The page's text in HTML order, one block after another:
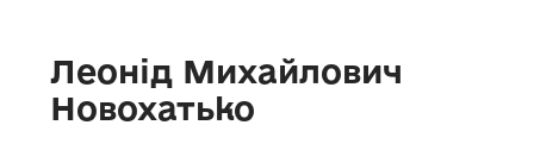
Леонід Михайлович
Новохатько